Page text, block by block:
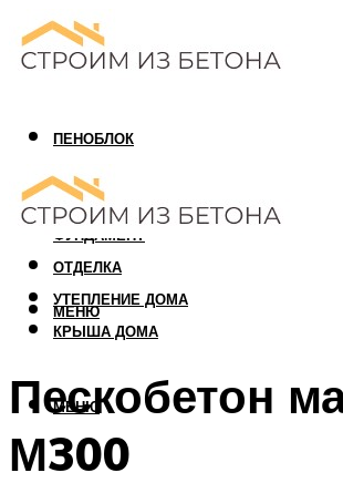
ПЕНОБЛОК
ГАЗОБЛОК
АРБОЛИТОВЫЙ БЛОК
ФУНДАМЕНТ
ОТДЕЛКА
УТЕПЛЕНИЕ ДОМА
КРЫША ДОМА
МЕНЮ
МЕНЮ
Пескобетон
М300